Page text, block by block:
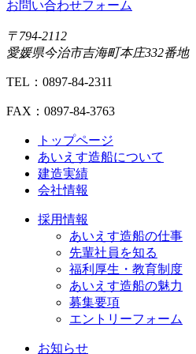
お問い合わせフォーム
〒794-2112
愛媛県今治市吉海町本庄332番地
TEL：0897-84-2311
FAX：0897-84-3763
トップページ
あいえす造船について
建造実績
会社情報
採用情報
あいえす造船の仕事
先輩社員を知る
福利厚生・教育制度
あいえす造船の魅力
募集要項
エントリーフォーム
お知らせ